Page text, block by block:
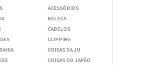
ACESSÓRIOS
BELEZA
CABELOS
CLIPPING
COISAS DA JU
COISAS DO JAPÃO